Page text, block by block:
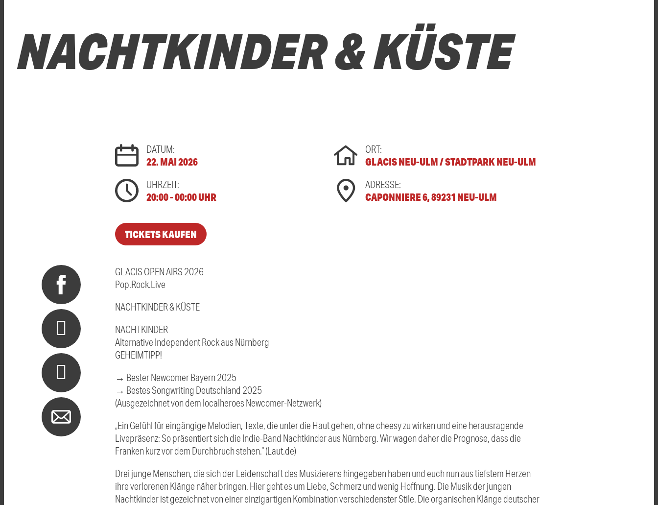
NACHTKINDER & KÜSTE
DATUM:
22. MAI 2026
ORT:
GLACIS NEU-ULM / STADTPARK NEU-ULM
UHRZEIT:
20:00 - 00:00 UHR
ADRESSE:
CAPONNIERE 6, 89231 NEU-ULM
TICKETS KAUFEN
GLACIS OPEN AIRS 2026
Pop.Rock.Live
NACHTKINDER & KÜSTE
NACHTKINDER
Alternative Independent Rock aus Nürnberg
GEHEIMTIPP!
→ Bester Newcomer Bayern 2025
→ Bestes Songwriting Deutschland 2025
(Ausgezeichnet von dem localheroes Newcomer-Netzwerk)
„Ein Gefühl für eingängige Melodien, Texte, die unter die Haut gehen, ohne cheesy zu wirken und eine herausragende
Livepräsenz: So präsentiert sich die Indie-Band Nachtkinder aus Nürnberg. Wir wagen daher die Prognose, dass die
Franken kurz vor dem Durchbruch stehen.“ (Laut.de)
Drei junge Menschen, die sich der Leidenschaft des Musizierens hingegeben haben und euch nun aus tiefstem Herzen
ihre verlorenen Klänge näher bringen. Hier geht es um Liebe, Schmerz und wenig Hoffnung. Die Musik der jungen
Nachtkinder ist gezeichnet von einer einzigartigen Kombination verschiedenster Stile. Die organischen Klänge deutscher